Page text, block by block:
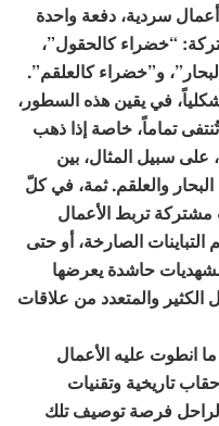
أعمال سردية، دفعة واحدة
“خضراء كالحقول”،
و”خضراء كالعلقم”.
في يقين هذه السطور،
تماماً، خاصة إذا ذهب
على سبيل المثال، بين
والعلقم. ثمة، في كلّ
تربط الأعمال
الصارخة، أو حتى
حاشدة يعرضها
الكثير والمتعدد من علاقات
انطوت عليه الأعمال
تاريخية وتقنيات
فرصة توصيف تلك